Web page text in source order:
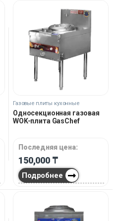
Газовые плиты кухонные
Односекционная газовая
WOK-плита GasChef
Последняя цена:
150,000 ₸
Подробнее